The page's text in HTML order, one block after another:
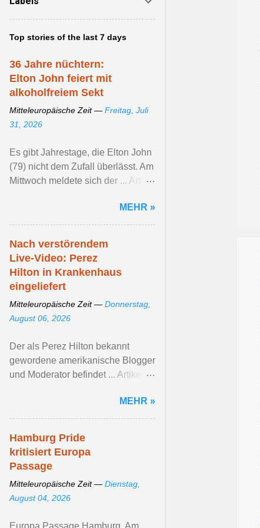
Top stories of the last 7 days
36 Jahre nüchtern:
Elton John feiert mit
alkoholfreiem Sekt
Mitteleuropäische Zeit — Freitag, Juli
31, 2026
Es gibt Jahrestage, die Elton John
(79) nicht dem Zufall überlässt. Am
Mittwoch meldete sich der ... Artikel
MEHR »
Nach verstörendem
Live-Video: Perez
Hilton in Krankenhaus
eingeliefert
Mitteleuropäische Zeit — Donnerstag,
August 06, 2026
Der als Perez Hilton bekannt
gewordene amerikanische Blogger
und Moderator befindet ... Artikel
MEHR »
Hamburg Pride
kritisiert Europa
Passage
Mitteleuropäische Zeit — Dienstag,
August 04, 2026
Europa Passage Hamburg. Am